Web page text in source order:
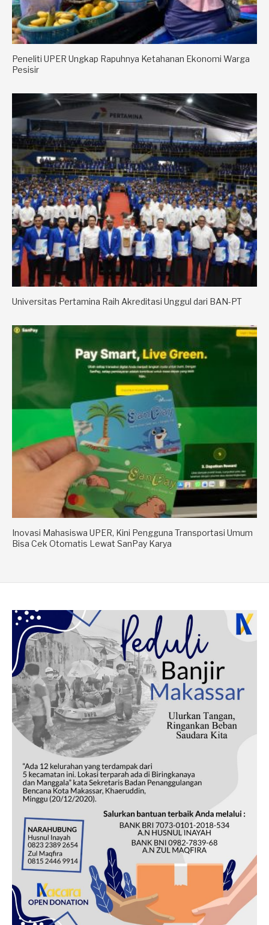
Peneliti UPER Ungkap Rapuhnya Ketahanan Ekonomi Warga
Pesisir
Universitas Pertamina Raih Akreditasi Unggul dari BAN-PT
Inovasi Mahasiswa UPER, Kini Pengguna Transportasi Umum
Bisa Cek Otomatis Lewat SanPay Karya